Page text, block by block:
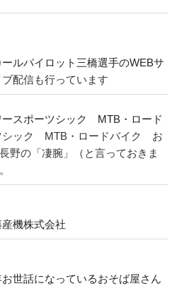
ールパイロット三橋選手のWEBサ
配信も行っています
ースポーツシック MTB・ロード
シック MTB・ロードバイク お
野の「凄腕」（と言っておきま
機株式会社
世話になっているおそば屋さん